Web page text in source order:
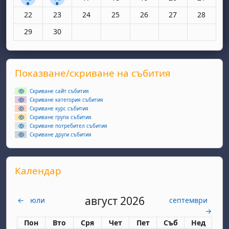
Няма събития, понеделник, 22 юни
22 Няма събития, вторник, 23 юни
23 Няма събития, сряда, 24 юни
24 Няма събития, четвъртък, 25 юни
25 Няма събития, петък, 26
26 Няма събития,
27 Няма
28
Няма събития, понеделник, 29 юни
29 Няма събития, вторник, 30 юни
30
Supplementary blocks
Прескочи Показване/скриване на събития
Показване/скриване на събития
Скриване сайт събития
Скриване категория събития
Скриване курс събития
Скриване група събития
Скриване потребител събития
Скриване други събития
Прескочи Календар
Календар
← юли август 2026
септември
→
Понеделник
Пон вторник
Вто сряда
Сря четвъртък
Чет петък
Пет събота
Съб неделя
Нед